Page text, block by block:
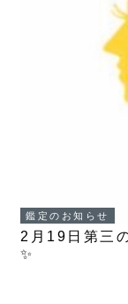
鑑定のお知らせ
2月19日第三
✨